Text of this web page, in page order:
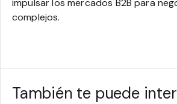
impulsar los mercados B2B para
complejos.
También te puede